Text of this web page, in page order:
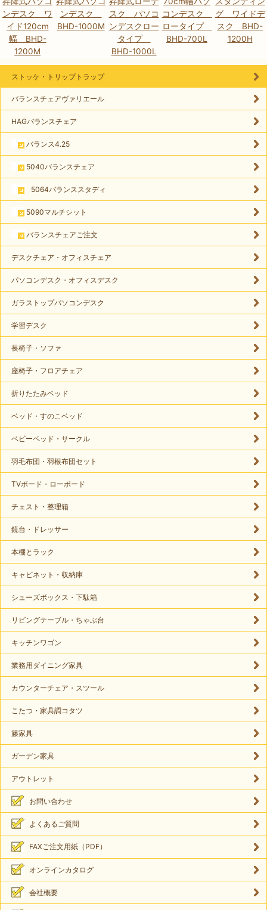
ンデスク ワ
イド120cm
幅 BHD-
1200M
ンデスク
BHD-1000M
スク パソコ
ンデスクロー
タイプ
BHD-1000L
コンデスク
ロータイプ
BHD-700L
グ ワイドデ
スク BHD-
1200H
ストッケ・トリップトラップ
バランスチェアヴァリエール
HAGバランスチェア
バランス4.25
5040バランスチェア
5064バランススタディ
5090マルチシット
バランスチェアご注文
デスクチェア・オフィスチェア
パソコンデスク・オフィスデスク
ガラストップパソコンデスク
学習デスク
長椅子・ソファ
座椅子・フロアチェア
折りたたみベッド
ベッド・すのこベッド
ベビーベッド・サークル
羽毛布団・羽根布団セット
TVボード・ローボード
チェスト・整理箱
鏡台・ドレッサー
本棚とラック
キャビネット・収納庫
シューズボックス・下駄箱
リビングテーブル・ちゃぶ台
キッチンワゴン
業務用ダイニング家具
カウンターチェア・スツール
こたつ・家具調コタツ
籐家具
ガーデン家具
アウトレット
お問い合わせ
よくあるご質問
FAXご注文用紙（PDF）
オンラインカタログ
会社概要